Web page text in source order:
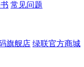
常见问题
旗舰店 绿联官方商城